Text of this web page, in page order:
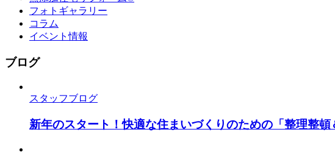
フォトギャラリー
コラム
イベント情報
ブログ
スタッフブログ
新年のスタート！快適な住まいづくりのための「整理整頓